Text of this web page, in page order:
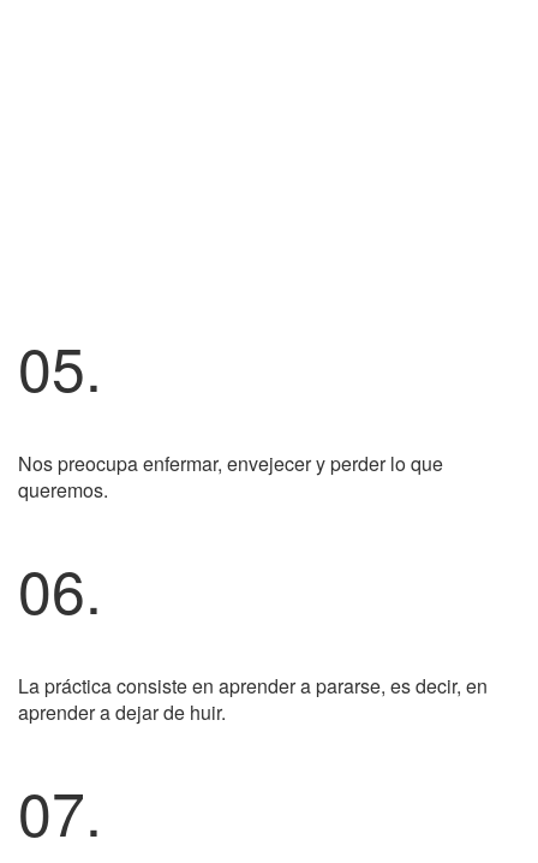
05.
Nos preocupa enfermar, envejecer y perder lo que
queremos.
06.
La práctica consiste en aprender a pararse, es decir, en
aprender a dejar de huir.
07.